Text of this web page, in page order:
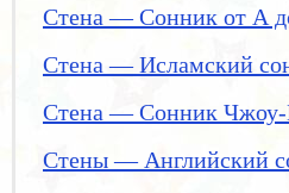
Стена — Сонник от А
Стена — Исламский
Стена — Сонник Чжоу-
Стены — Английский